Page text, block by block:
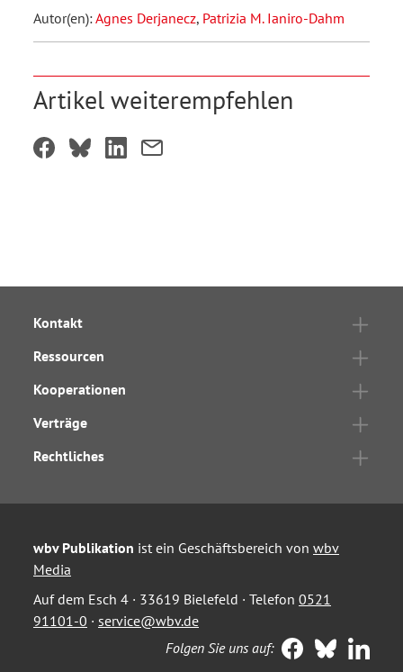
Autor(en):Agnes Derjanecz, Patrizia M. Ianiro-Dahm
Artikel weiterempfehlen
Kontakt
Ressourcen
Kooperationen
Verträge
Rechtliches
wbv Publikation ist ein Geschäftsbereich von wbv
Media
Auf dem Esch 4 · 33619 Bielefeld · Telefon 0521
91101-0 · service@wbv.de
Folgen Sie uns auf: